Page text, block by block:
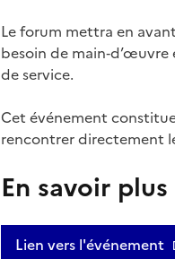
Le forum mettra en
besoin de
de service.
Cet événement
rencontrer directement
En savoir plus
Lien vers l'événement